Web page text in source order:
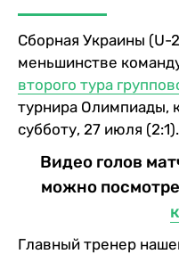
Сборная Украины (U-
меньшинстве
второго тура
турнира Олимпиады,
субботу, 27 июля (2:1).
Видео голов
можно
Главный тренер